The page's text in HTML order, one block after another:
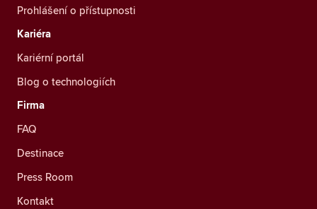
Prohlášení o přístupnosti
Kariéra
Kariérní portál
Blog o technologiích
Firma
FAQ
Destinace
Press Room
Kontakt